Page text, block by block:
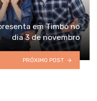
em Timbó no
dia 3 de novembro
PRÓXIMO POST